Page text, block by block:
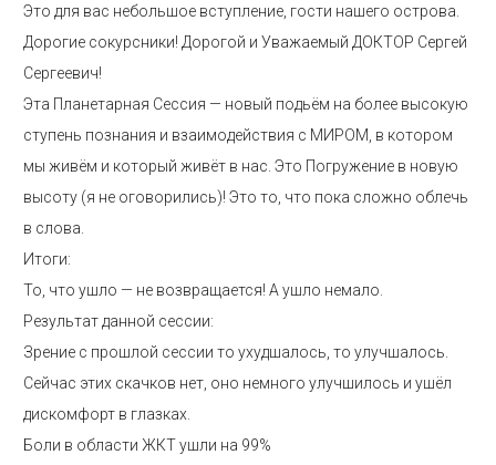
Это для вас небольшое вступление, гости нашего острова.
Дорогие сокурсники! Дорогой и Уважаемый ДОКТОР Сергей
Сергеевич!
Эта Планетарная Сессия — новый подьём на более высокую
ступень познания и взаимодействия с МИРОМ, в котором
мы живём и который живёт в нас. Это Погружение в новую
высоту (я не оговорились)! Это то, что пока сложно облечь
в слова.
Итоги:
То, что ушло — не возвращается! А ушло немало.
Результат данной сессии:
Зрение с прошлой сессии то ухудшалось, то улучшалось.
Сейчас этих скачков нет, оно немного улучшилось и ушёл
дискомфорт в глазках.
Боли в области ЖКТ ушли на 99%